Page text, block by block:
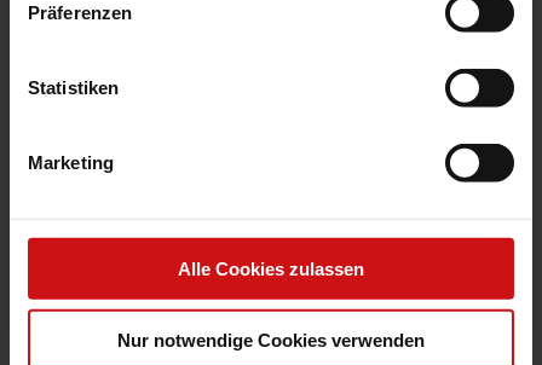
Präferenzen
Statistiken
Marketing
Alle Cookies zulassen
Nur notwendige Cookies verwenden
wie Digitalisierung, Cloud und KI. Die
nach gut ausgebildeten und motivierten